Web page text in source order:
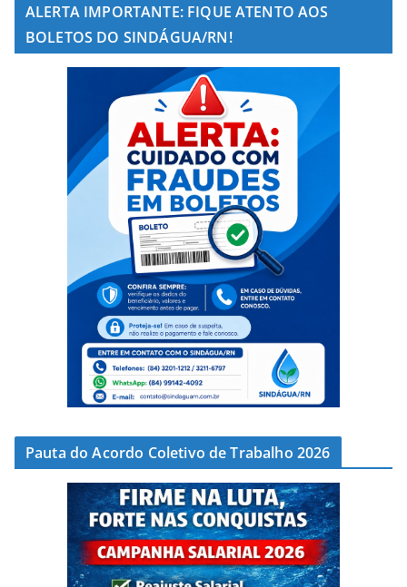
ALERTA IMPORTANTE: FIQUE ATENTO AOS
BOLETOS DO SINDÁGUA/RN!
Pauta do Acordo Coletivo de Trabalho 2026